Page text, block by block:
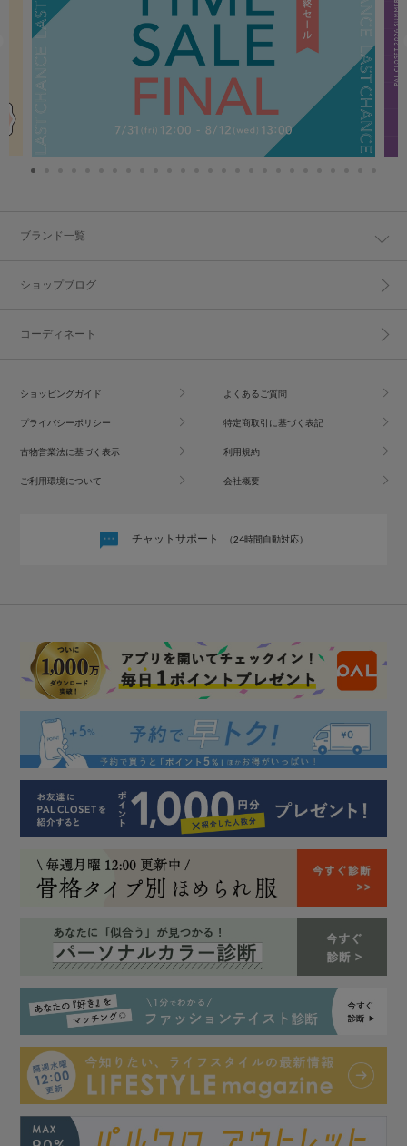
ブランド一覧
ショップブログ
コーディネート
ショッピングガイド よくあるご質問
プライバシーポリシー 特定商取引に基づく表記
古物営業法に基づく表示 利用規約
ご利用環境について 会社概要
チャットサポート （24時間自動対応）